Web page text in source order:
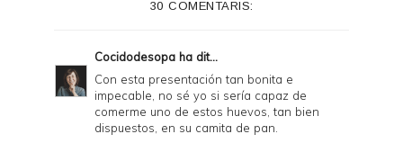
i
e
30 COMENTARIS:
Cocidodesopa ha dit...
Con esta presentación tan bonita e
impecable, no sé yo si sería capaz de
comerme uno de estos huevos, tan bien
dispuestos, en su camita de pan.